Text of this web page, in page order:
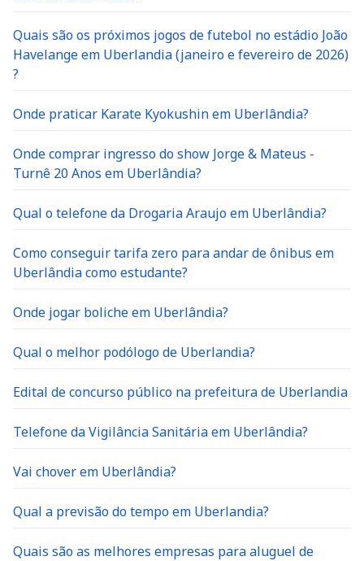
Quais são os próximos jogos de futebol no estádio João
Havelange em Uberlandia (janeiro e fevereiro de 2026)
?
Onde praticar Karate Kyokushin em Uberlândia?
Onde comprar ingresso do show Jorge & Mateus -
Turnê 20 Anos em Uberlândia?
Qual o telefone da Drogaria Araujo em Uberlândia?
Como conseguir tarifa zero para andar de ônibus em
Uberlândia como estudante?
Onde jogar boliche em Uberlândia?
Qual o melhor podólogo de Uberlandia?
Edital de concurso público na prefeitura de Uberlandia
Telefone da Vigilância Sanitária em Uberlândia?
Vai chover em Uberlândia?
Qual a previsão do tempo em Uberlandia?
Quais são as melhores empresas para aluguel de